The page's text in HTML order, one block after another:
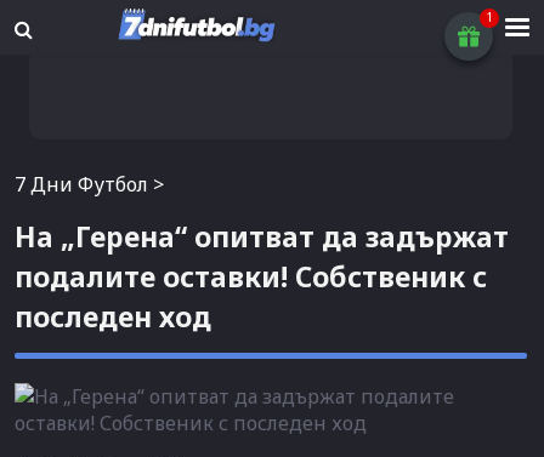
7 Дни Футбол >
На „Герена“ опитват да задържат
подалите оставки! Собственик с
последен ход